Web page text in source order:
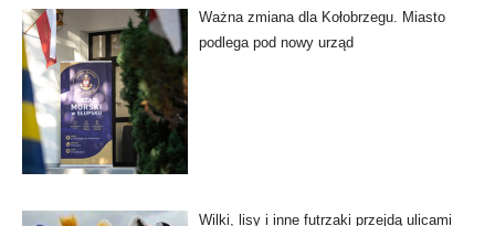
Ważna zmiana dla Kołobrzegu. Miasto
podlega pod nowy urząd
Wilki, lisy i inne futrzaki przejdą ulicami